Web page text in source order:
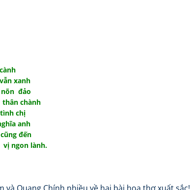
xanh
đảo
chành
chị
anh
đến
ngon lành.